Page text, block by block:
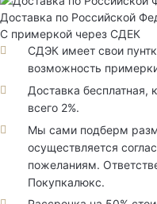
Доставка по Российской
С примеркой через СДЕК
СДЭК имеет свои
возможность
Доставка бесплатная,
всего 2%.
Мы сами подберм
осуществляется
пожеланиям.
Покупкалюкс.